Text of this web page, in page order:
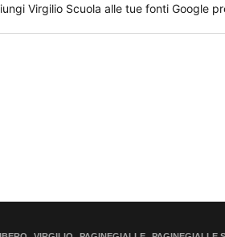
Virgilio Scuola alle tue fonti Google